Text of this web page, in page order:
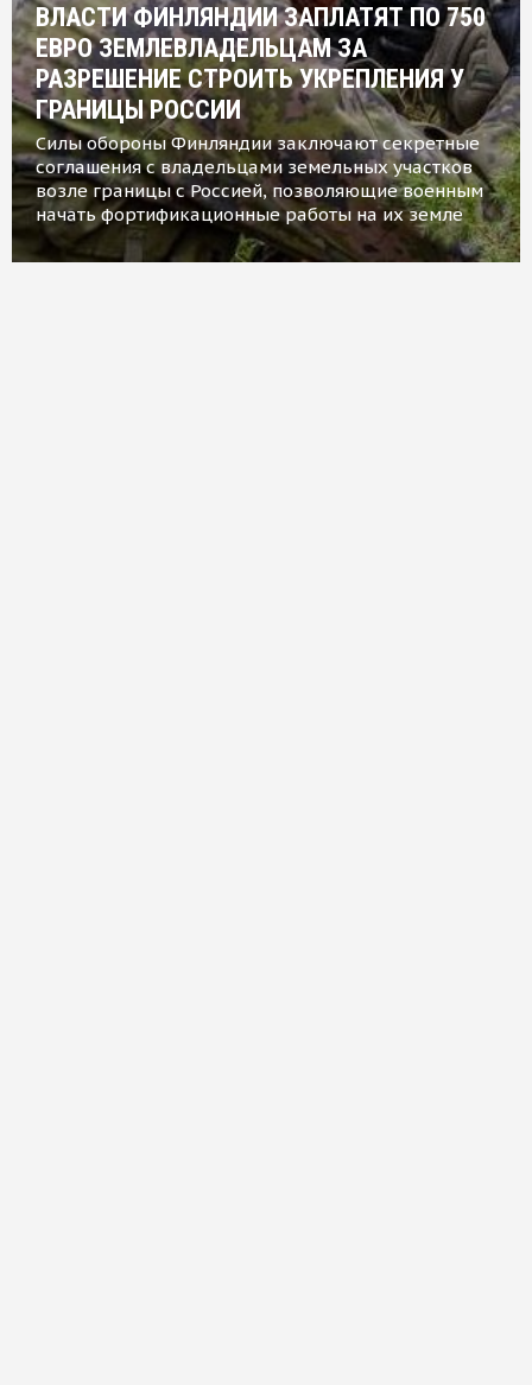
ВЛАСТИ ФИНЛЯНДИИ ЗАПЛАТЯТ ПО 750
ЕВРО ЗЕМЛЕВЛАДЕЛЬЦАМ ЗА
РАЗРЕШЕНИЕ СТРОИТЬ УКРЕПЛЕНИЯ У
ГРАНИЦЫ РОССИИ
Силы обороны Финляндии заключают секретные
соглашения с владельцами земельных участков
возле границы с Россией, позволяющие военным
начать фортификационные работы на их земле